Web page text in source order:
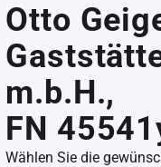
Otto
m.b.H.,
FN
Wählen Sie die